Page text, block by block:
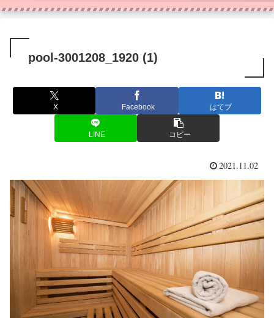
pool-3001208_1920 (1)
X Facebook はてブ
LINE コピー
2021.11.02